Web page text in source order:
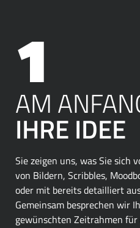
AM
IHRE IDEE
Sie zeigen uns, was Sie sich
von Bildern, Scribbles,
oder mit bereits detailliert
Gemeinsam besprechen wir
gewünschten Zeitrahmen für